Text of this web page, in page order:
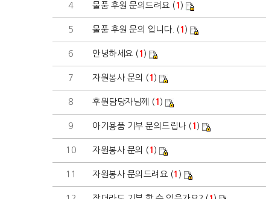
4 물품 후원 문의드려요 ( 1 )
5 물품 후원 문의 입니다. ( 1 )
6 안녕하세요 ( 1 )
7 자원봉사 문의 ( 1 )
8 후원담당자님께 ( 1 )
9 아기용품 기부 문의드립나 ( 1 )
10 자원봉사 문의 ( 1 )
11 자원봉사 문의드려요 ( 1 )